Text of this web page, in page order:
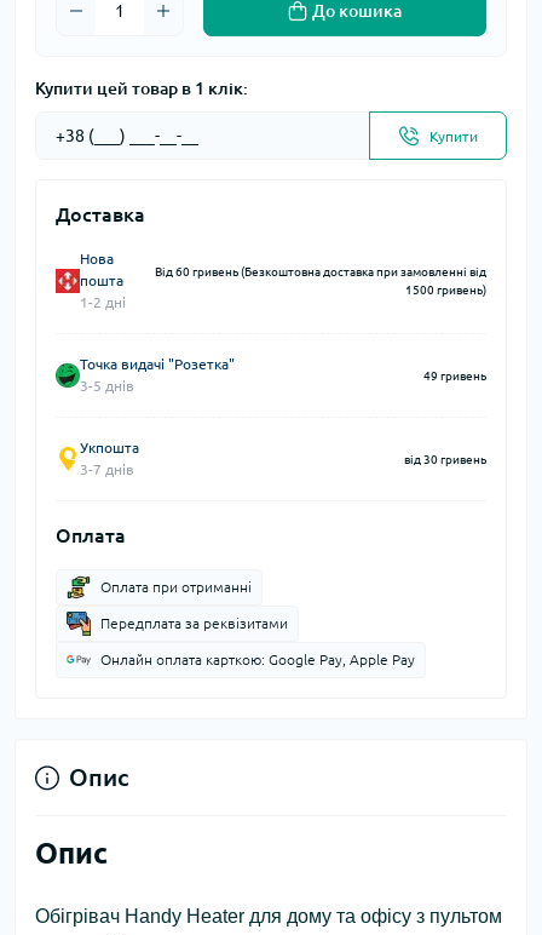
До кошика
Купити цей товар в 1 клік:
Купити
Доставка
Нова
пошта
1-2 дні
Від 60 гривень (Безкоштовна доставка при замовленні від
1500 гривень)
Точка видачі "Розетка"
3-5 днів
49 гривень
Укпошта
3-7 днів
від 30 гривень
Оплата
Оплата при отриманні
Передплата за реквізитами
Онлайн оплата карткою: Google Pay, Apple Pay
Опис
Опис
Обігрівач Handy Heater для дому та офісу з пультом